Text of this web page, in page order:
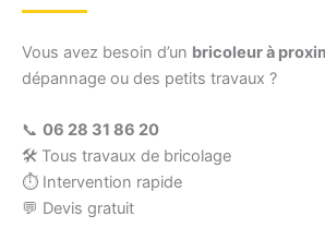
Vous avez besoin d’un bricoleur à
dépannage ou des petits travaux ?
📞 06 28 31 86 20
🛠 Tous travaux de bricolage
⏱ Intervention rapide
💬 Devis gratuit